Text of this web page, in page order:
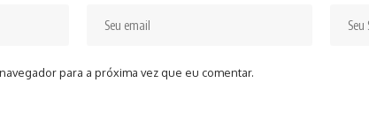
para a próxima vez que eu comentar.